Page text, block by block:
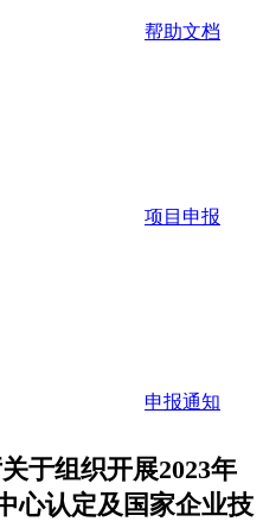
帮助文档
项目申报
申报通知
于组织开展2023年
心认定及国家企业技